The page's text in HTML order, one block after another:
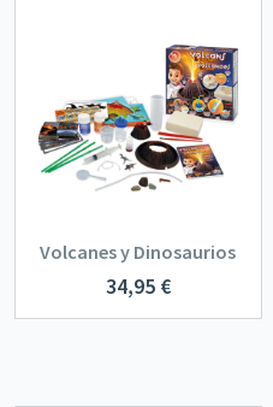
Volcanes y Dinosaurios
34,95 €